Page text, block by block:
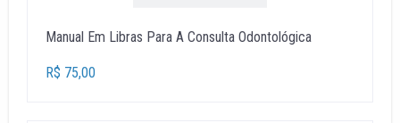
Manual Em Libras Para A Consulta Odontológica
R$ 75,00